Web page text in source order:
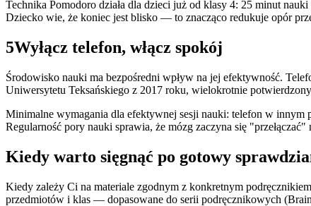
Technika Pomodoro działa dla dzieci już od klasy 4: 25 minut
Dziecko wie, że koniec jest blisko — to znacząco redukuje opór
5Wyłącz telefon, włącz spokój
Środowisko nauki ma bezpośredni wpływ na jej efektywność.
Uniwersytetu Teksańskiego z 2017 roku, wielokrotnie
Minimalne wymagania dla efektywnej sesji nauki: telefon w innym
Regularność pory nauki sprawia, że mózg zaczyna się
Kiedy warto sięgnąć po gotowy
Kiedy zależy Ci na materiale zgodnym z konkretnym
przedmiotów i klas — dopasowane do serii podręcznikowych